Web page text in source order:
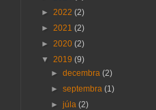
► 2022 (2)
► 2021 (2)
► 2020 (2)
▼ 2019 (9)
►decembra(2)
►septembra(1)
►júla(2)